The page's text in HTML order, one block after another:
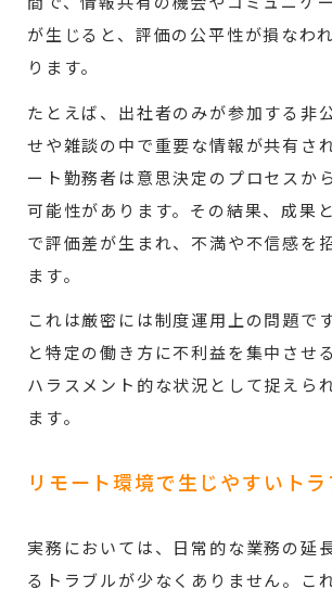
が生じると、評価の公平性が損なわ
ります。
たとえば、出社者のみが参加する非
せや雑談の中で重要な情報が共有さ
ート勤務者は意思決定のプロセスか
可能性があります。その結果、成果
で評価差が生まれ、不満や不信感を
ます。
これは厳密には制度運用上の問題で
と特定の働き方に不利益を集中させ
ハラスメント的な状況として捉えら
ます。
リモート環境で生じやすいトラ
実務においては、日常的な業務の延
るトラブルが少なくありません。こ